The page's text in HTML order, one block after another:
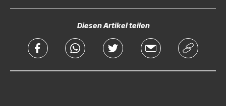
Diesen Artikel teilen